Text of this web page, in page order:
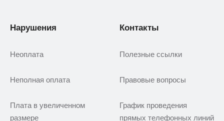
Нарушения
Неоплата
Неполная оплата
Плата в увеличенном
размере
Контакты
Полезные ссылки
Правовые вопросы
График проведения
прямых телефонных линий